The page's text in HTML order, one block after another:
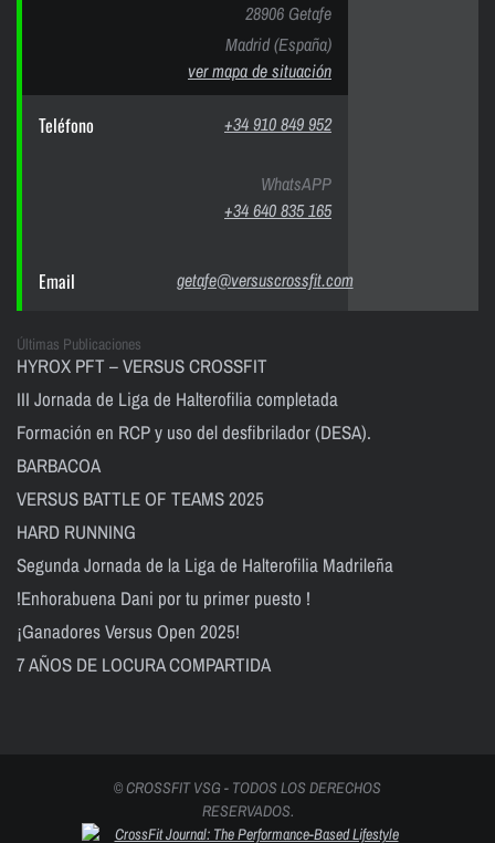
28906 Getafe
Madrid (España)
ver mapa de situación
Teléfono +34 910 849 952
WhatsAPP
+34 640 835 165
Email getafe@versuscrossfit.com
Últimas Publicaciones
HYROX PFT – VERSUS CROSSFIT
III Jornada de Liga de Halterofilia completada
Formación en RCP y uso del desfibrilador (DESA).
BARBACOA
VERSUS BATTLE OF TEAMS 2025
HARD RUNNING
Segunda Jornada de la Liga de Halterofilia Madrileña
!Enhorabuena Dani por tu primer puesto !
¡Ganadores Versus Open 2025!
7 AÑOS DE LOCURA COMPARTIDA
© CROSSFIT VSG - TODOS LOS DERECHOS
RESERVADOS.